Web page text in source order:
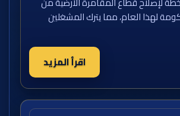
لهذا العام، مما يترك المشغلين
اقرأ المزيد